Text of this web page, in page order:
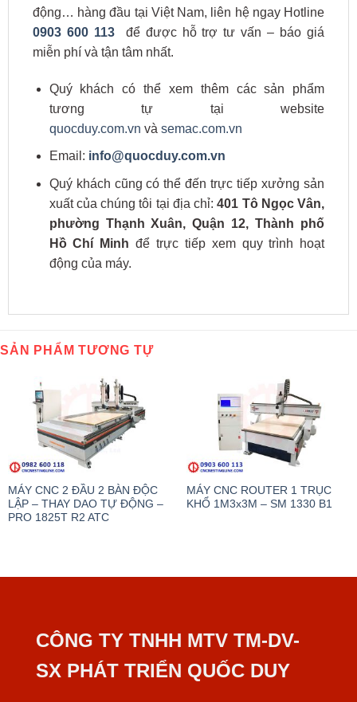
động… hàng đầu tại Việt Nam, liên hệ ngay Hotline
0903 600 113để được hỗ trợ tư vấn – báo giá
miễn phí và tận tâm nhất.
Quý khách có thể xem thêm các sản phẩm
tương tự tại website
quocduy.com.vn và semac.com.vn
Email: info@quocduy.com.vn
Quý khách cũng có thể đến trực tiếp xưởng sản
xuất của chúng tôi tại địa chỉ:401 Tô Ngọc Vân,
phường Thạnh Xuân, Quận 12, Thành phố
Hồ Chí Minh để trực tiếp xem quy trình hoạt
động của máy.
SẢN PHẨM TƯƠNG TỰ
MÁY CNC 2 ĐẦU 2 BÀN ĐỘC
LẬP – THAY DAO TỰ ĐỘNG –
PRO 1825T R2 ATC
MÁY CNC ROUTER 1 TRỤC
KHỔ 1M3x3M – SM 1330 B1
CÔNG TY TNHH MTV TM-DV-
SX PHÁT TRIỂN QUỐC DUY